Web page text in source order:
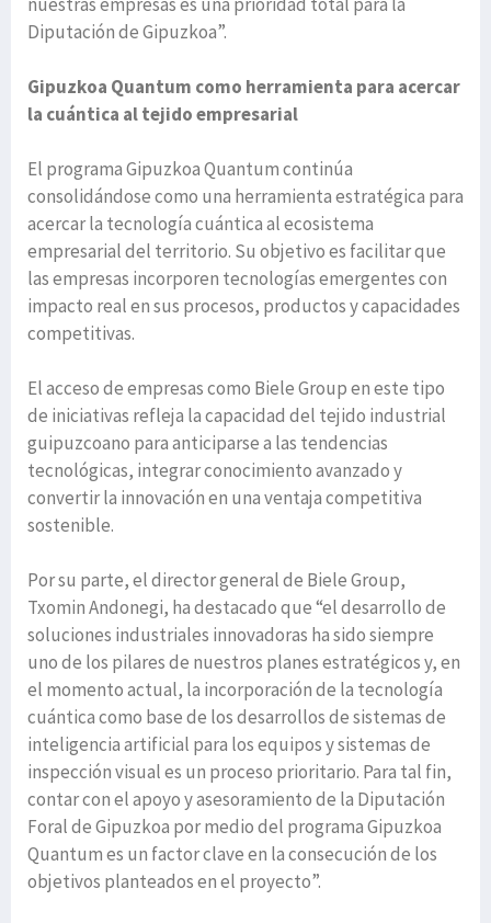
nuestras empresas es una prioridad total para la
Diputación de Gipuzkoa”.
Gipuzkoa Quantum como herramienta para acercar
la cuántica al tejido empresarial
El programa Gipuzkoa Quantum continúa
consolidándose como una herramienta estratégica para
acercar la tecnología cuántica al ecosistema
empresarial del territorio. Su objetivo es facilitar que
las empresas incorporen tecnologías emergentes con
impacto real en sus procesos, productos y capacidades
competitivas.
El acceso de empresas como Biele Group en este tipo
de iniciativas refleja la capacidad del tejido industrial
guipuzcoano para anticiparse a las tendencias
tecnológicas, integrar conocimiento avanzado y
convertir la innovación en una ventaja competitiva
sostenible.
Por su parte, el director general de Biele Group,
Txomin Andonegi, ha destacado que “el desarrollo de
soluciones industriales innovadoras ha sido siempre
uno de los pilares de nuestros planes estratégicos y, en
el momento actual, la incorporación de la tecnología
cuántica como base de los desarrollos de sistemas de
inteligencia artificial para los equipos y sistemas de
inspección visual es un proceso prioritario. Para tal fin,
contar con el apoyo y asesoramiento de la Diputación
Foral de Gipuzkoa por medio del programa Gipuzkoa
Quantum es un factor clave en la consecución de los
objetivos planteados en el proyecto”.